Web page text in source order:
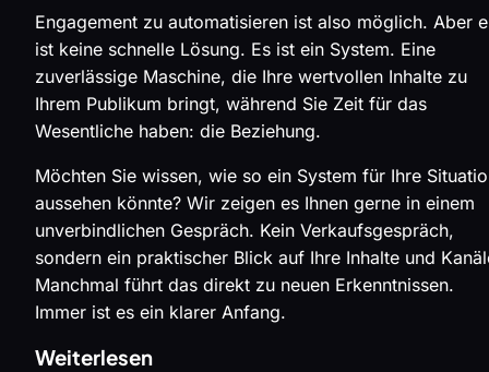
Engagement zu automatisieren ist also möglich. Aber
ist keine schnelle Lösung. Es ist ein System. Eine
zuverlässige Maschine, die Ihre wertvollen Inhalte zu
Ihrem Publikum bringt, während Sie Zeit für das
Wesentliche haben: die Beziehung.
Möchten Sie wissen, wie so ein System für Ihre
aussehen könnte? Wir zeigen es Ihnen gerne in einem
unverbindlichen Gespräch. Kein Verkaufsgespräch,
sondern ein praktischer Blick auf Ihre Inhalte und
Manchmal führt das direkt zu neuen Erkenntnissen.
Immer ist es ein klarer Anfang.
Weiterlesen